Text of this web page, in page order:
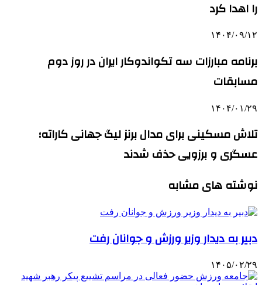
را اهدا کرد
۱۴۰۴/۰۹/۱۲
برنامه مبارزات سه تکواندوکار ایران در روز دوم
مسابقات
۱۴۰۴/۰۱/۲۹
تلاش مسکینی برای مدال برنز لیگ جهانی کاراته؛
عسگری و برزویی حذف شدند
نوشته های مشابه
دبیر به دیدار وزیر ورزش و جوانان رفت
۱۴۰۵/۰۲/۲۹